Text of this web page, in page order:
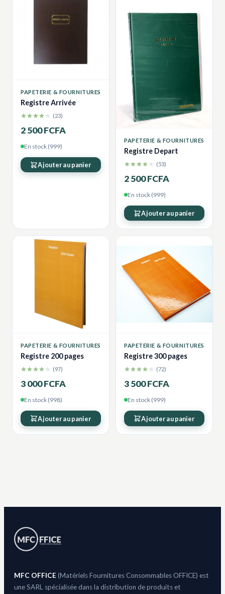
PAPETERIE & FOURNITURES
Registre Arrivée
(23)
2 500 FCFA
En stock (999)
Ajouter au panier
PAPETERIE & FOURNITURES
Registre Depart
(53)
2 500 FCFA
En stock (999)
Ajouter au panier
PAPETERIE & FOURNITURES
Registre 200 pages
(97)
3 000 FCFA
En stock (998)
Ajouter au panier
PAPETERIE & FOURNITURES
Registre 300 pages
(72)
3 500 FCFA
En stock (999)
Ajouter au panier
MFC OFFICE (Matériels Fournitures Consommables OFFICE) est
une SARL spécialisée dans la distribution de produits et